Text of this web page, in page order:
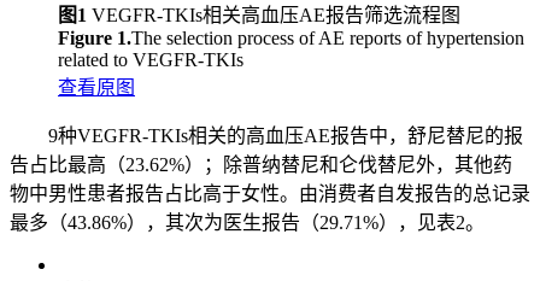
图1 VEGFR-TKIs相关高血压AE报告筛选流程图
Figure 1.The selection process of AE reports of hypertension
related to VEGFR-TKIs
查看原图
9种VEGFR-TKIs相关的高血压AE报告中，舒尼替尼的报
告占比最高（23.62%）；除普纳替尼和仑伐替尼外，其他药
物中男性患者报告占比高于女性。由消费者自发报告的总记录
最多（43.86%），其次为医生报告（29.71%），见表2。